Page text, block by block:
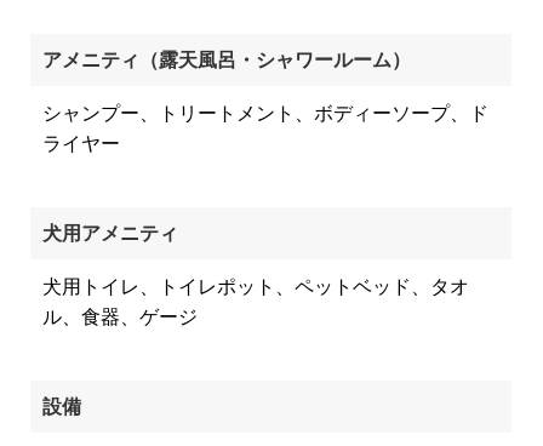
アメニティ （露天風呂・シャワールーム）
シャンプー、トリートメント、ボディーソープ、ド
ライヤー
犬用アメニティ
犬用トイレ、トイレポット、ペットベッド、タオ
ル、食器、ゲージ
設備